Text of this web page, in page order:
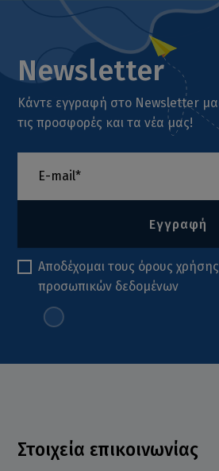
Newsletter
Κάντε εγγραφή στο Newsletter
τις προσφορές και τα νέα μας!
Εγγραφή
Αποδέχομαι τους όρους χρήσης
προσωπικών δεδομένων
Στοιχεία επικοινωνίας